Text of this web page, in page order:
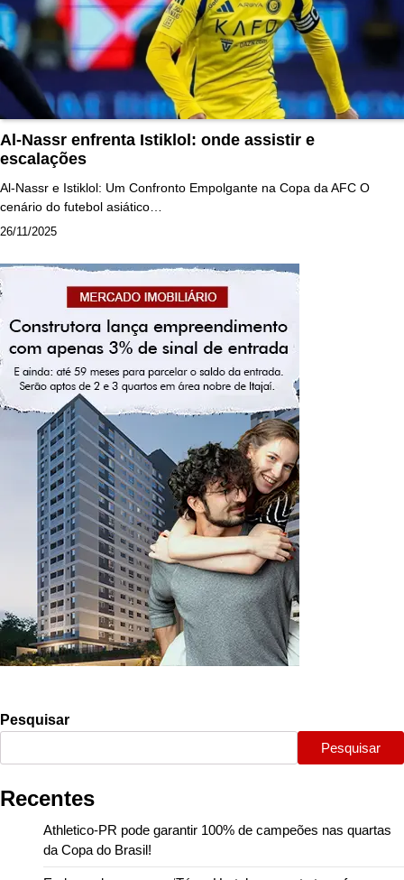
Al-Nassr enfrenta Istiklol: onde assistir e
escalações
Al-Nassr e Istiklol: Um Confronto Empolgante na Copa da AFC O
cenário do futebol asiático…
26/11/2025
Pesquisar
Pesquisar
Recentes
Athletico-PR pode garantir 100% de campeões nas quartas
da Copa do Brasil!